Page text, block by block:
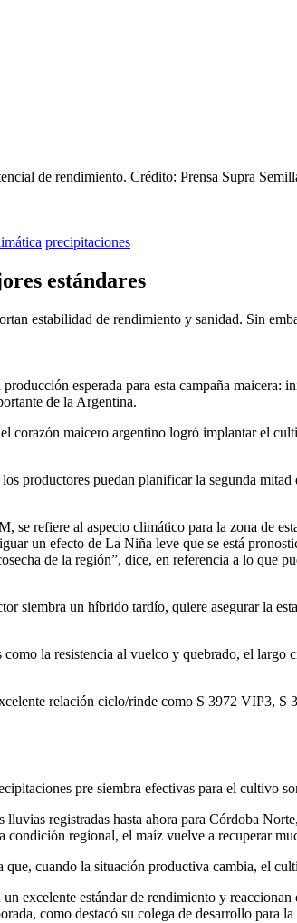
de rendimiento. Crédito: Prensa Supra
precipitaciones
estándares
estabilidad de rendimiento y sanidad. Sin
esperada para esta campaña
de la Argentina.
corazón maicero argentino logró implantar el
productores puedan planificar la segunda
refiere al aspecto climático para la zona de
un efecto de La Niña leve que se está
de la región”, dice, en referencia a lo que
siembra un híbrido tardío, quiere asegurar la
la resistencia al vuelco y quebrado, el
relación ciclo/rinde como S 3972 VIP3,
pre siembra efectivas para el cultivo
registradas hasta ahora para Córdoba
regional, el maíz vuelve a recuperar
cuando la situación productiva cambia, el
excelente estándar de rendimiento y
como destacó su colega de desarrollo para la